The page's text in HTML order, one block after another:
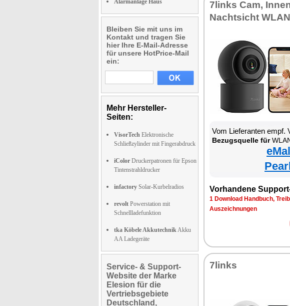
Alarmanlage Haus
Bleiben Sie mit uns im
Kontakt und tragen Sie
hier Ihre E-Mail-Adresse
für unsere HotPrice-Mail
ein:
Mehr Hersteller-
Seiten:
VisorTech Elektronische
Schließzylinder mit Fingerabdruck
iColor Druckerpatronen für Epson
Tintenstrahldrucker
infactory Solar-Kurbelradios
revolt Powerstation mit
Schnellladefunktion
tka Köbele AkkutechnikAkku
AA Ladegeräte
Service- & Support-
Website der Marke
Elesion für die
Vertriebsgebiete
Deutschland,
7links Cam,
Nachtsicht
Vom Lieferanten empf.
Bezugsquelle fürWLAN-Pan-Tilt-
Vorhandene
1 Download Handbuch,
Auszeichnungen
7links